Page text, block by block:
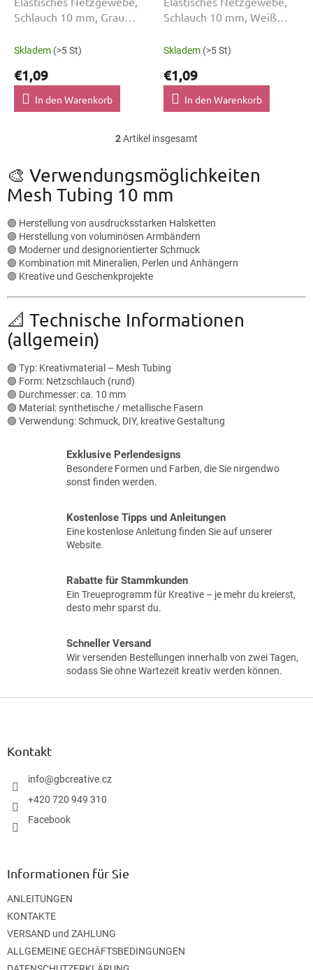
Schlauch 10 mm, Grau
Skladem (>5 St)
€1,09
In den Warenkorb
Schlauch 10 mm, Weiß
Skladem (>5 St)
€1,09
In den Warenkorb
S
e
u
e
e
l
e
m
e
d
L
t
e
2Artikel insgesamt
🎨 Verwendungsmöglichkeiten
Mesh Tubing 10 mm
🟢 Herstellung von ausdrucksstarken Halsketten
🟢 Herstellung von voluminösen Armbändern
🟢 Moderner und designorientierter Schmuck
🟢 Kombination mit Mineralien, Perlen und Anhängern
🟢 Kreative und Geschenkprojekte
📐 Technische Informationen
(allgemein)
🟢 Typ: Kreativmaterial – Mesh Tubing
🟢 Form: Netzschlauch (rund)
🟢 Durchmesser: ca. 10 mm
🟢 Material: synthetische / metallische Fasern
🟢 Verwendung: Schmuck, DIY, kreative Gestaltung
Exklusive Perlendesigns
Besondere Formen und Farben, die Sie nirgendwo
sonst finden werden.
Kostenlose Tipps und Anleitungen
Eine kostenlose Anleitung finden Sie auf unserer
Website.
Rabatte für Stammkunden
Ein Treueprogramm für Kreative – je mehr du kreierst,
desto mehr sparst du.
Schneller Versand
Wir versenden Bestellungen innerhalb von zwei Tagen,
sodass Sie ohne Wartezeit kreativ werden können.
Kontakt
info@gbcreative.cz
+420 720 949 310
Facebook
Informationen für Sie
ANLEITUNGEN
KONTAKTE
VERSAND und ZAHLUNG
ALLGEMEINE GECHÄFTSBEDINGUNGEN